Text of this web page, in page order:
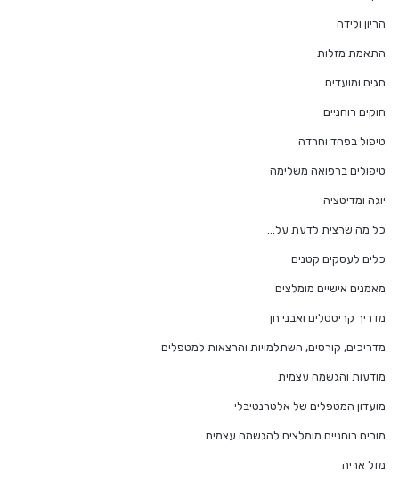
הריון ולידה
התאמת מזלות
חגים ומועדים
חוקים רוחניים
טיפול בפחד וחרדה
טיפולים ברפואה משלימה
יוגה ומדיטציה
כל מה שרצית לדעת על…
כלים לעסקים קטנים
מאמנים אישיים מומלצים
מדריך קריסטלים ואבני חן
מדריכים, קורסים, השתלמויות והרצאות למטפלים
מודעות והגשמה עצמית
מועדון המטפלים של אלטרנטיבלי
מורים רוחניים מומלצים להגשמה עצמית
מזל אריה